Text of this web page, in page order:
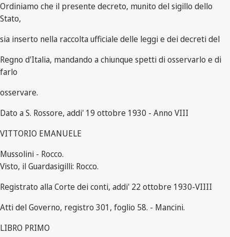
Ordiniamo che il presente decreto, munito del sigillo dello
Stato,
sia inserto nella raccolta ufficiale delle leggi e dei decreti del
Regno d'Italia, mandando a chiunque spetti di osservarlo e di
farlo
osservare.
Dato a S. Rossore, addi' 19 ottobre 1930 - Anno VIII
VITTORIO EMANUELE
Mussolini - Rocco.
Visto, il Guardasigilli: Rocco.
Registrato alla Corte dei conti, addi' 22 ottobre 1930-VIIII
Atti del Governo, registro 301, foglio 58. - Mancini.
LIBRO PRIMO